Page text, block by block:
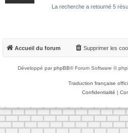
La recherche a retourné 5
Accueil du forum Supprimer les
Développé parphpBB® Forum Software ©
Traduction française
Confidentialité |